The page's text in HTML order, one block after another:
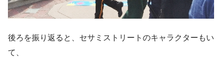
後ろを振り返ると、セサミストリートのキャラクターもい
て、